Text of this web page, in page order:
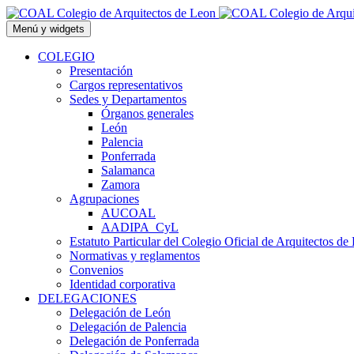
Saltar
al
contenido
Menú y widgets
COLEGIO
Presentación
Cargos representativos
Sedes y Departamentos
Órganos generales
León
Palencia
Ponferrada
Salamanca
Zamora
Agrupaciones
AUCOAL
AADIPA_CyL
Estatuto Particular del Colegio Oficial de Arquitectos de
Normativas y reglamentos
Convenios
Identidad corporativa
DELEGACIONES
Delegación de León
Delegación de Palencia
Delegación de Ponferrada